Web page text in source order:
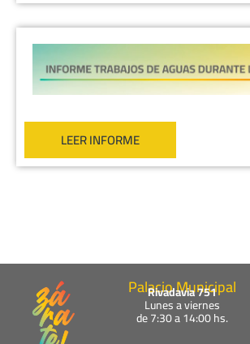
LEER INFORME
Palacio Municipal
Rivadavia 751
Lunes a viernes
de 7:30 a 14:00 hs.